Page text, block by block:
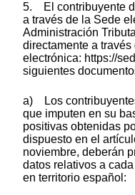
5. El contribuyente
a través de la Sede
Administración
directamente a
electrónica: https://
siguientes
a) Los
que imputen en su
positivas obtenidas
dispuesto en el
noviembre, deberán
datos relativos a
en territorio español: